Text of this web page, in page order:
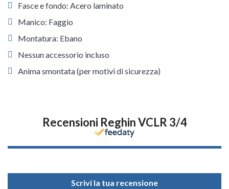
Fasce e fondo: Acero laminato
Manico: Faggio
Montatura: Ebano
Nessun accessorio incluso
Anima smontata (per motivi di sicurezza)
Recensioni Reghin VCLR 3/4
Scrivi la tua recensione